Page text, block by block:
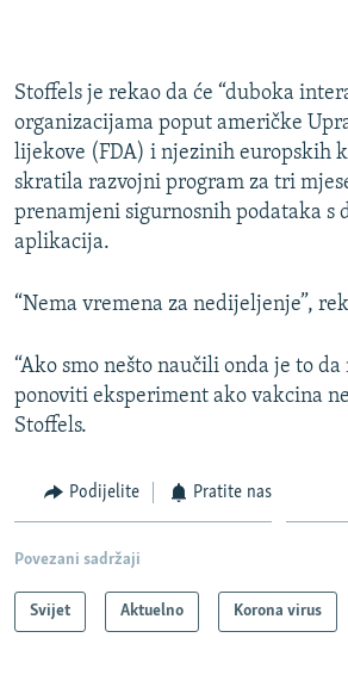
1080p
Stoffels je rekao da će “duboka
organizacijama poput američke
lijekove (FDA) i njezinih europskih
skratila razvojni program za tri
prenamjeni sigurnosnih podataka s
aplikacija.
“Nema vremena za nedijeljenje”,
“Ako smo nešto naučili onda je to
ponoviti eksperiment ako vakcina
Stoffels.
Podijelite Pratite nas
Povezani sadržaji
Svijet Aktuelno Korona virus